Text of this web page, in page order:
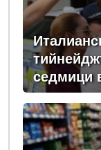
седмици